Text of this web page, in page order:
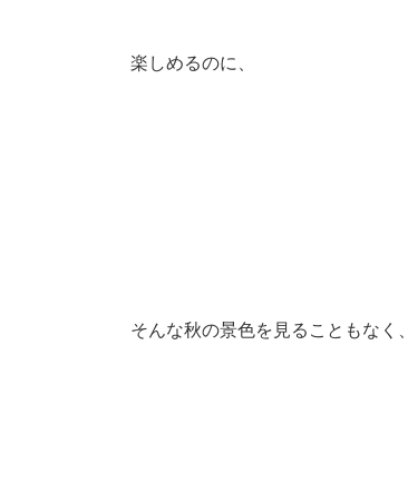
楽しめるのに、
そんな秋の景色を見ることもなく、